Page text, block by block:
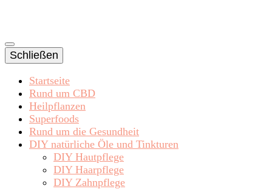
Schließen
Startseite
Rund um CBD
Heilpflanzen
Superfoods
Rund um die Gesundheit
DIY natürliche Öle und Tinkturen
DIY Hautpflege
DIY Haarpflege
DIY Zahnpflege